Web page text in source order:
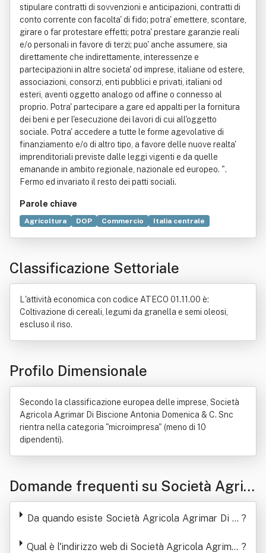
stipulare contratti di sovvenzioni e anticipazioni, contratti di
conto corrente con facolta' di fido; potra' emettere, scontare,
girare o far protestare effetti; potra' prestare garanzie reali
e/o personali in favore di terzi; puo' anche assumere, sia
direttamente che indirettamente, interessenze e
partecipazioni in altre societa' od imprese, italiane od estere,
associazioni, consorzi, enti pubblici e privati, italiani od
esteri, aventi oggetto analogo od affine o connesso al
proprio. Potra' partecipare a gare ed appalti per la fornitura
dei beni e per l'esecuzione dei lavori di cui all'oggetto
sociale. Potra' accedere a tutte le forme agevolative di
finanziamento e/o di altro tipo, a favore delle nuove realta'
imprenditoriali previste dalle leggi vigenti e da quelle
emanande in ambito regionale, nazionale ed europeo. ".
Fermo ed invariato il resto dei patti sociali.
Parole chiave
Agricoltura DOP Commercio
Italia centrale
Convenzione (diritto)
Facoltà (diritto)
Classificazione Settoriale
L'attività economica con codice ATECO 01.11.00 è:
Coltivazione di cereali, legumi da granella e semi oleosi,
escluso il riso.
Profilo Dimensionale
Secondo la classificazione europea delle imprese, Società
Agricola Agrimar Di Biscione Antonia Domenica & C. Snc
rientra nella categoria "microimpresa" (meno di 10
dipendenti).
Domande frequenti su Società Agric
ola Agrimar Di Biscione Antonia Dom
enica & C. Snc
Da quando esiste Società Agricola Agrimar Di Bi ?
Qual è l'indirizzo web di Società Agricola Agrimar ?